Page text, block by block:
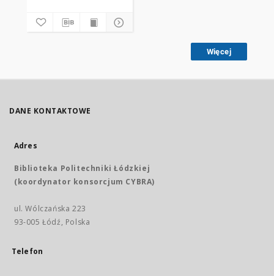
Więcej
DANE KONTAKTOWE
Adres
Biblioteka Politechniki Łódzkiej
(koordynator konsorcjum CYBRA)
ul. Wólczańska 223
93-005 Łódź, Polska
Telefon